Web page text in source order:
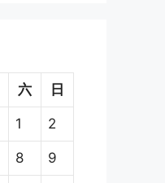
六 日
1 2
8 9